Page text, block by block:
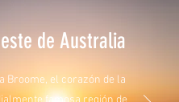
de Australia
Broome, el corazón de la